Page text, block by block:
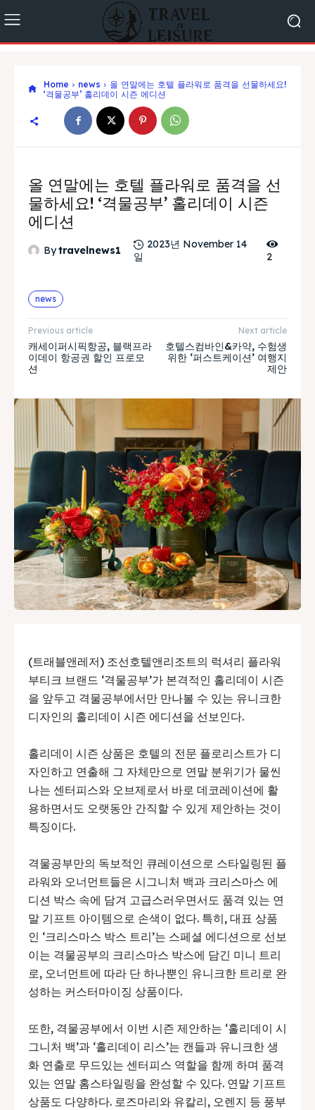
Home news
올 연말에는 호텔 플라워로 품격을 선물하세요!
‘격물공부’ 홀리데이 시즌 에디션
올 연말에는 호텔 플라워로 품격을 선
물하세요! ‘격물공부’ 홀리데이 시즌
에디션
Bytravelnews1
2023년 November 14
일
2
news
Previous article
캐세이퍼시픽항공, 블랙프라
이데이 항공권 할인 프로모
션
Next article
호텔스컴바인&카약, 수험생
위한 ‘퍼스트케이션’ 여행지
제안
(트래블앤레저) 조선호텔앤리조트의 럭셔리 플라워
부티크 브랜드 ‘격물공부’가 본격적인 홀리데이 시즌
을 앞두고 격물공부에서만 만나볼 수 있는 유니크한
디자인의 홀리데이 시즌 에디션을 선보인다.
홀리데이 시즌 상품은 호텔의 전문 플로리스트가 디
자인하고 연출해 그 자체만으로 연말 분위기가 물씬
나는 센터피스와 오브제로서 바로 데코레이션에 활
용하면서도 오랫동안 간직할 수 있게 제안하는 것이
특징이다.
격물공부만의 독보적인 큐레이션으로 스타일링된 플
라워와 오너먼트들은 시그니처 백과 크리스마스 에
디션 박스 속에 담겨 고급스러우면서도 품격 있는 연
말 기프트 아이템으로 손색이 없다. 특히, 대표 상품
인 ‘크리스마스 박스 트리’는 스페셜 에디션으로 선보
이는 격물공부의 크리스마스 박스에 담긴 미니 트리
로, 오너먼트에 따라 단 하나뿐인 유니크한 트리로 완
성하는 커스터마이징 상품이다.
또한, 격물공부에서 이번 시즌 제안하는 ‘홀리데이 시
그니처 백’과 ‘홀리데이 리스’는 캔들과 유니크한 생
화 연출로 무드있는 센터피스 역할을 함께 하며 품격
있는 연말 홈스타일링을 완성할 수 있다. 연말 기프트
상품도 다양하다. 로즈마리와 유칼리, 오렌지 등 풍부